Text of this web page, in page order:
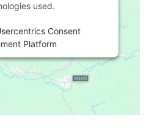
used.
Consent
Platform